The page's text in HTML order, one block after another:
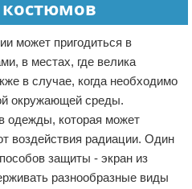
может пригодиться в
в местах, где велика
в случае, когда необходимо
окружающей среды.
одежды, которая может
воздействия радиации. Один
защиты - экран из
разнообразные виды